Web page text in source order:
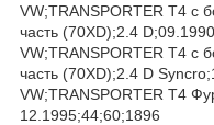
VW;TRANSPORTER T4 c
часть (70XD);2.4
VW;TRANSPORTER T4 c
часть (70XD);2.4 D
VW;TRANSPORTER T4
12.1995;44;60;1896